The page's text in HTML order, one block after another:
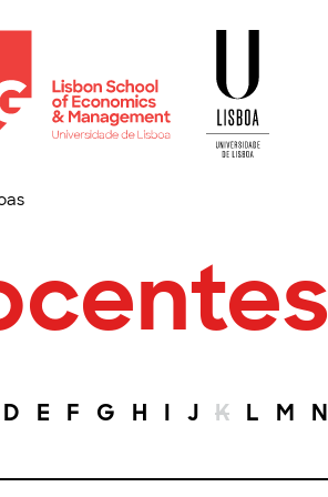
D E F G H I J K L M N